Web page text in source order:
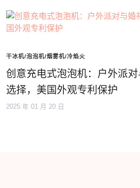
干冰机/泡泡机/烟雾机/冷焰火
创意充电式泡泡机：户外派
选择，美国外观专利保护
2025 年 01 月 20 日